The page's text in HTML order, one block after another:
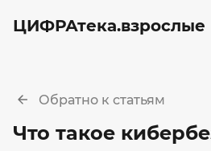
ЦИФРАтека.взрослые
Обратно к статьям
Что такое